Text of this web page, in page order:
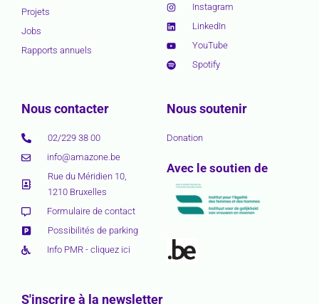
Projets
Jobs
Rapports annuels
Instagram
LinkedIn
YouTube
Spotify
Nous contacter
02/229 38 00
info@amazone.be
Rue du Méridien 10,
1210 Bruxelles
Formulaire de contact
Possibilités de parking
Info PMR - cliquez ici
Nous soutenir
Donation
Avec le soutien de
S'inscrire à la newsletter